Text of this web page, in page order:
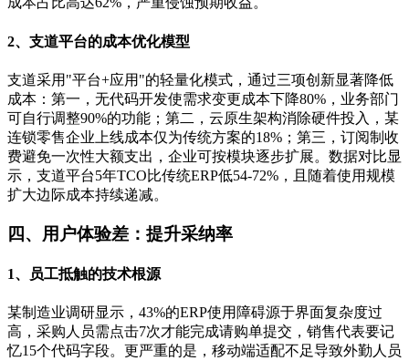
2、支道平台的成本优化模型
支道采用"平台+应用"的轻量化模式，通过三项创新显著降低
成本：第一，无代码开发使需求变更成本下降80%，业务部门
可自行调整90%的功能；第二，云原生架构消除硬件投入，某
连锁零售企业上线成本仅为传统方案的18%；第三，订阅制收
费避免一次性大额支出，企业可按模块逐步扩展。数据对比显
示，支道平台5年TCO比传统ERP低54-72%，且随着使用规模
扩大边际成本持续递减。
四、用户体验差：提升采纳率
1、员工抵触的技术根源
某制造业调研显示，43%的ERP使用障碍源于界面复杂度过
高，采购人员需点击7次才能完成请购单提交，销售代表要记
忆15个代码字段。更严重的是，移动端适配不足导致外勤人员